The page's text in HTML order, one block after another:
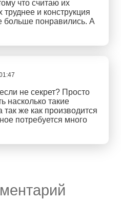
что считаю их
и конструкция
больше понравились. А
не секрет? Просто
насколько такие
же как производится
потребуется много